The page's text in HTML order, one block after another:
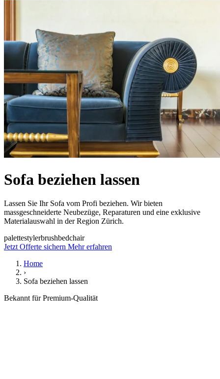
Sofa beziehen lassen
Lassen Sie Ihr Sofa vom Profi beziehen. Wir bieten
massgeschneiderte Neubezüge, Reparaturen und eine exklusive
Materialauswahl in der Region Zürich.
palettestylerbrushbedchair
Jetzt Offerte sichern Mehr erfahren
Home
›
Sofa beziehen lassen
Bekannt für Premium-Qualität